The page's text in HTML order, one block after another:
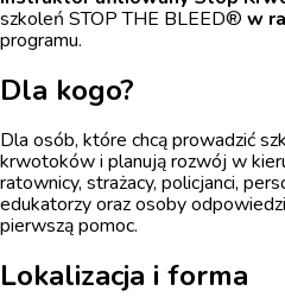
szkoleń STOP THE BLEED® w
programu.
Dla kogo?
Dla osób, które chcą prowadzić
krwotoków i planują rozwój w
ratownicy, strażacy, policjanci,
edukatorzy oraz osoby
pierwszą pomoc.
Lokalizacja i forma